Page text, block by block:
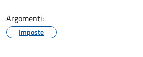
Argomenti:
Imposte